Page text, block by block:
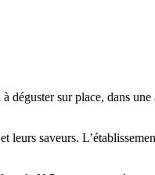
déguster sur place, dans
leurs saveurs.